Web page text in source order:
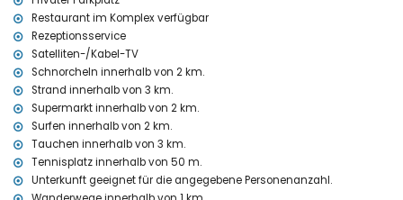
Tennis, Wandern und Radfahren (innerhalb von 1000 Metern vom
Haus)
Golf (San Jaime), Angeln, Tauchen, Schnorcheln, Surfen und
Windsurfen (innerhalb von 5 Kilometern vom Haus)
Restaurant im Komplex verfügbar
Rezeptionsservice
Satelliten-/Kabel-TV
Schnorcheln innerhalb von 2 km.
Strand innerhalb von 3 km.
Supermarkt innerhalb von 2 km.
Surfen innerhalb von 2 km.
Tauchen innerhalb von 3 km.
Tennisplatz innerhalb von 50 m.
Unterkunft geeignet für die angegebene Personenanzahl.